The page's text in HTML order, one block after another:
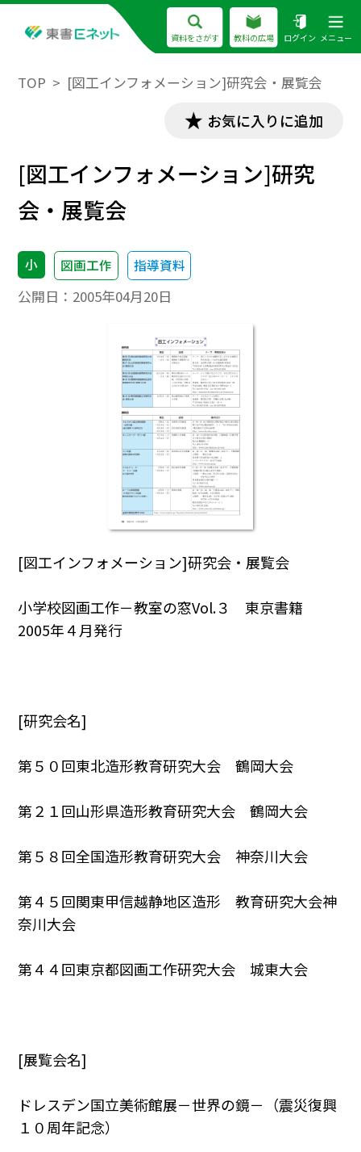
資料をさがす 教科の広場 ログイン メニュー
TOP [図工インフォメーション]研究会・展覧会
お気に入りに追加
[図工インフォメーション]研究
会・展覧会
小 図画工作 指導資料
公開日： 2005年04月20日
[図工インフォメーション]研究会・展覧会
小学校図画工作－教室の窓Vol.３ 東京書籍
2005年４月発行
[研究会名]
第５０回東北造形教育研究大会 鶴岡大会
第２１回山形県造形教育研究大会 鶴岡大会
第５８回全国造形教育研究大会 神奈川大会
第４５回関東甲信越静地区造形 教育研究大会神
奈川大会
第４４回東京都図画工作研究大会 城東大会
[展覧会名]
ドレスデン国立美術館展－世界の鏡－（震災復興
１０周年記念）